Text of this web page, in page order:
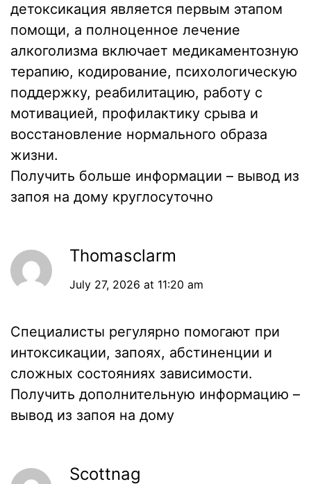
детоксикация является первым этапом
помощи, а полноценное лечение
алкоголизма включает медикаментозную
терапию, кодирование, психологическую
поддержку, реабилитацию, работу с
мотивацией, профилактику срыва и
восстановление нормального образа
жизни.
Получить больше информации – вывод из
запоя на дому круглосуточно
Thomasclarm
July 27, 2026 at 11:20 am
Специалисты регулярно помогают при
интоксикации, запоях, абстиненции и
сложных состояниях зависимости.
Получить дополнительную информацию –
вывод из запоя на дому
Scottnag